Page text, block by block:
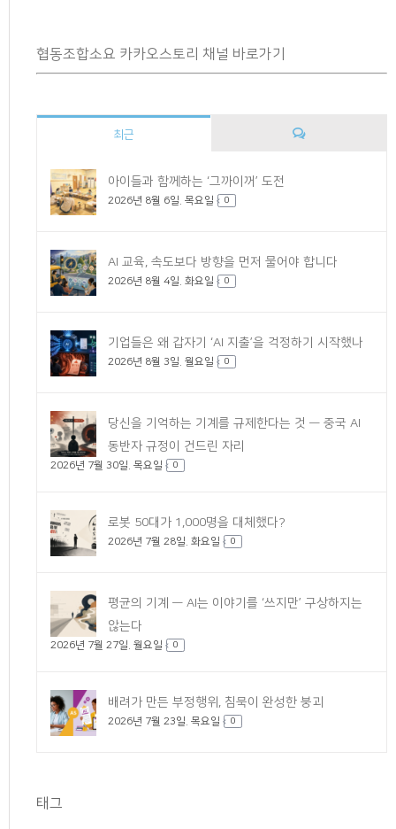
협동조합소요 카카오스토리 채널 바로가기
최근
아이들과 함께하는 ‘그까이꺼’ 도전
2026년 8월 6일. 목요일 0
AI 교육, 속도보다 방향을 먼저 물어야 합니다
2026년 8월 4일. 화요일 0
기업들은 왜 갑자기 ‘AI 지출’을 걱정하기 시작했나
2026년 8월 3일. 월요일 0
당신을 기억하는 기계를 규제한다는 것 — 중국 AI
동반자 규정이 건드린 자리
2026년 7월 30일. 목요일 0
로봇 50대가 1,000명을 대체했다?
2026년 7월 28일. 화요일 0
평균의 기계 — AI는 이야기를 ‘쓰지만’ 구상하지는
않는다
2026년 7월 27일. 월요일 0
배려가 만든 부정행위, 침묵이 완성한 붕괴
2026년 7월 23일. 목요일 0
태그